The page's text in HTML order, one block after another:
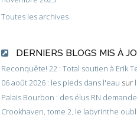
Toutes les archives
DERNIERS BLOGS MIS À
Reconquête! 22 : Total soutien à Erik
06 août 2026 : les pieds dans l'eau sur
Palais Bourbon : des élus RN
Crookhaven, tome 2, le labyrinthe